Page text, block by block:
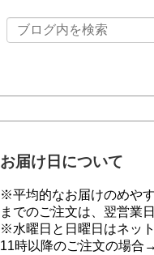
お届け日について
※平均的なお届けのめや
までのご注文は、翌営業
※水曜日と日曜日はネッ
11時以降のご注文の場合